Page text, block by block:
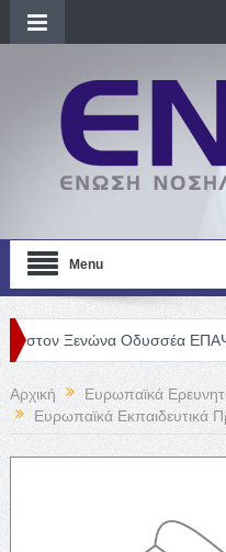
Menu
Οδυσσέα ΕΠΑΨΥ
Αρχική
Ευρωπαϊκά
Ευρωπαϊκά Εκπαιδευτικά